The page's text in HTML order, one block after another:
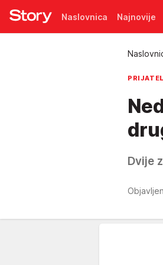
Naslovnica Najnovije
Dvije